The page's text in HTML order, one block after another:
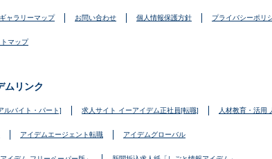
ギャラリーマップ お問い合わせ 個人情報保護方針 プライバシーポリ
マップ
ムリンク
ルバイト・パート] 求人サイト イーアイデム正社員[転職] 人材教育・活用
アイデムエージェント転職 アイデムグローバル